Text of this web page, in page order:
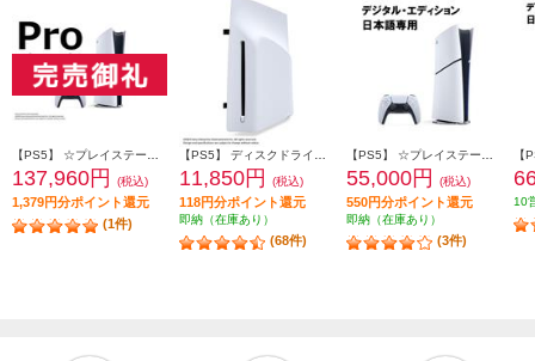
137,960円 (税込)
1,379円分ポイント還元
(1件)
11,850円 (税込)
118円分ポイント還元
即納（在庫あり）
(68件)
55,000円 (税込)
550円分ポイント還元
即納（在庫あり）
(3件)
10